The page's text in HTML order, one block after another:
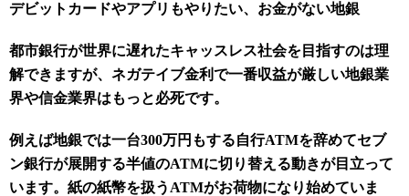
デビットカードやアプリもやりたい、お金がない地銀
都市銀行が世界に遅れたキャッスレス社会を目指すのは理
解できますが、ネガテイブ金利で一番収益が厳しい地銀業
界や信金業界はもっと必死です。
例えば地銀では一台300万円もする自行ATMを辞めてセブ
ン銀行が展開する半値のATMに切り替える動きが目立って
います。紙の紙幣を扱う ATMがお荷物になり始めていま